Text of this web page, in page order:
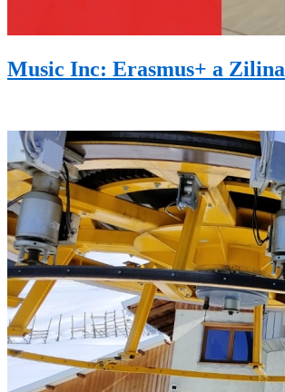
Music Inc: Erasmus+ a Zilina